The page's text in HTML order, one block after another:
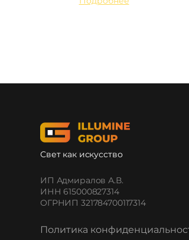
Свет как искусство
ИП Адмиралов А.В.
ИНН 615000827314
ОГРНИП 321784700117314
Политика